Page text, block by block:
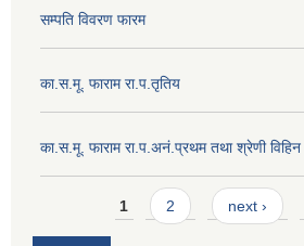
सम्पति विवरण फारम
का.स.मू. फाराम रा.प.तृतिय
का.स.मू. फाराम रा.प.अनं.प्रथम तथा श्रेणी विहिन
Pages1 2 next ›